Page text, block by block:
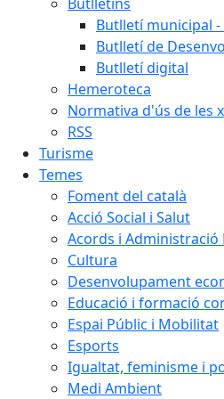
Butlletí municipal -
Butlletí de
Butlletí digital
Hemeroteca
Normativa d'ús de les
RSS
Turisme
Temes
Foment del català
Acció Social i Salut
Acords i Administració
Cultura
Desenvolupament
Educació i formació
Espai Públic i Mobilitat
Esports
Igualtat, feminisme i
Medi Ambient